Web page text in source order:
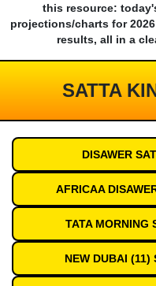
this resource:
projections/charts for
results, all in a
SATTA
DISAWER
AFRICAA
TATA MORNING
NEW DUBAI (11)